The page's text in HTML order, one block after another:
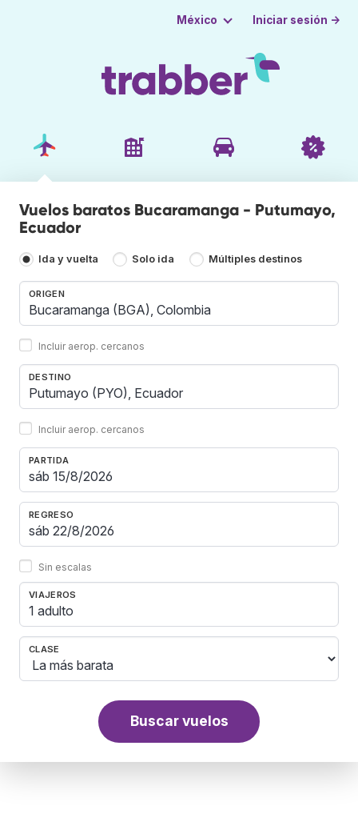
México Iniciar sesión →
Vuelos baratos Bucaramanga - Putumayo,
Ecuador
Ida y vuelta Solo ida Múltiples destinos
ORIGEN
Incluir aerop. cercanos
DESTINO
Incluir aerop. cercanos
PARTIDA
REGRESO
Sin escalas
VIAJEROS
1 adulto
CLASE
Buscar vuelos